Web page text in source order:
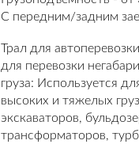
С передним/задним
Трал для
для перевозки
груза: Используется
высоких и тяжелых
экскаваторов,
трансформаторов,